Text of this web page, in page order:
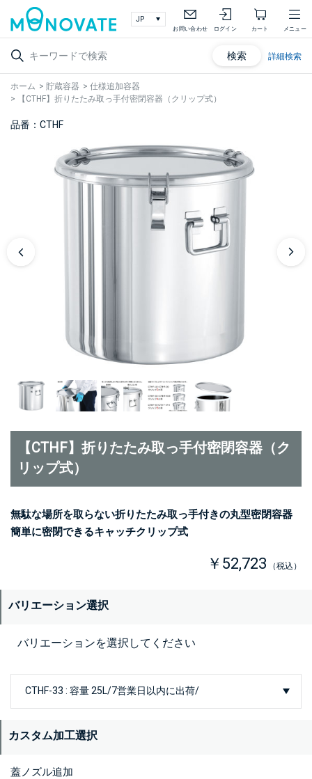
お問い合わせ ログイン カート メニュー
検索 詳細検索
ホーム > 貯蔵容器 > 仕様追加容器
>
【CTHF】折りたたみ取っ手付密閉容器（クリップ式）
品番：CTHF
【CTHF】折りたたみ取っ手付密閉容器（ク
リップ式）
無駄な場所を取らない折りたたみ取っ手付きの丸型密閉容器
簡単に密閉できるキャッチクリップ式
￥52,723 （税込）
バリエーション選択
バリエーションを選択してください
カスタム加工選択
蓋ノズル追加